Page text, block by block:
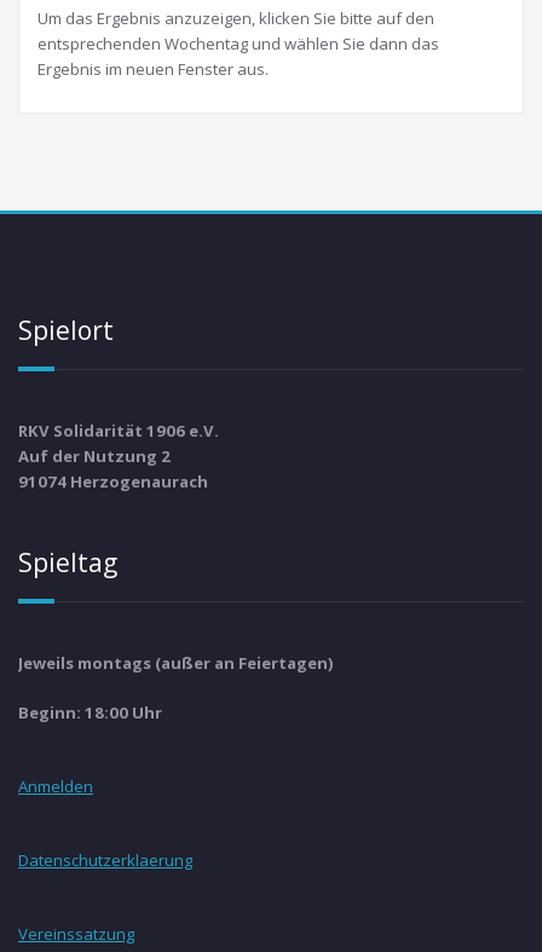
Um das Ergebnis anzuzeigen, klicken Sie bitte auf den
entsprechenden Wochentag und wählen Sie dann das
Ergebnis im neuen Fenster aus.
Spielort
RKV Solidarität 1906 e.V.
Auf der Nutzung 2
91074 Herzogenaurach
Spieltag
Jeweils montags (außer an Feiertagen)
Beginn: 18:00 Uhr
Anmelden
Datenschutzerklaerung
Vereinssatzung